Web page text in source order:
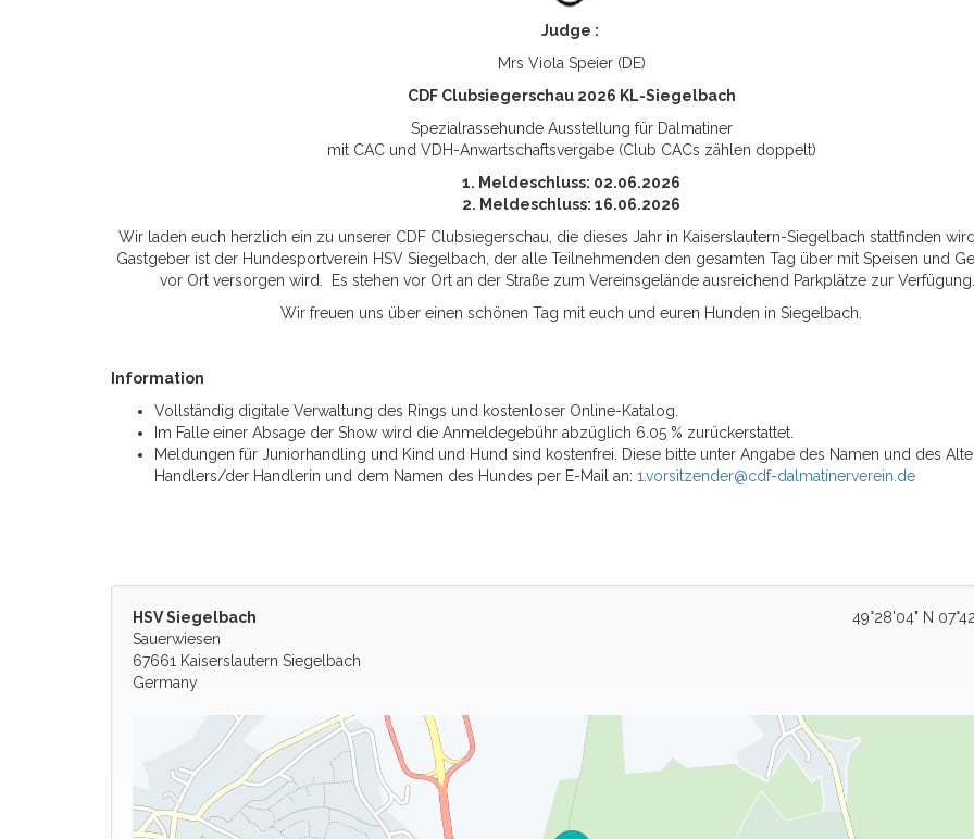
Judge :
Mrs Viola Speier (DE)
CDF Clubsiegerschau 2026 KL-Siegelbach
Spezialrassehunde Ausstellung für Dalmatiner
mit CAC und VDH-Anwartschaftsvergabe (Club CACs zählen doppelt)
1. Meldeschluss: 02.06.2026
2. Meldeschluss: 16.06.2026
Wir laden euch herzlich ein zu unserer CDF Clubsiegerschau, die dieses Jahr in Kaiserslautern-Siegelbach stattfinden
Gastgeber ist der Hundesportverein HSV Siegelbach, der alle Teilnehmenden den gesamten Tag über mit Speisen und
vor Ort versorgen wird. Es stehen vor Ort an der Straße zum Vereinsgelände ausreichend Parkplätze zur
Wir freuen uns über einen schönen Tag mit euch und euren Hunden in Siegelbach.
Information
Vollständig digitale Verwaltung des Rings und kostenloser Online-Katalog.
Im Falle einer Absage der Show wird die Anmeldegebühr abzüglich 6.05 % zurückerstattet.
Meldungen für Juniorhandling und Kind und Hund sind kostenfrei. Diese bitte unter Angabe des Namen und des
Handlers/der Handlerin und dem Namen des Hundes per E-Mail an: 1.vorsitzender@cdf-dalmatinerverein.de
49°28'04" N
HSV Siegelbach
Sauerwiesen
67661 Kaiserslautern Siegelbach
Germany